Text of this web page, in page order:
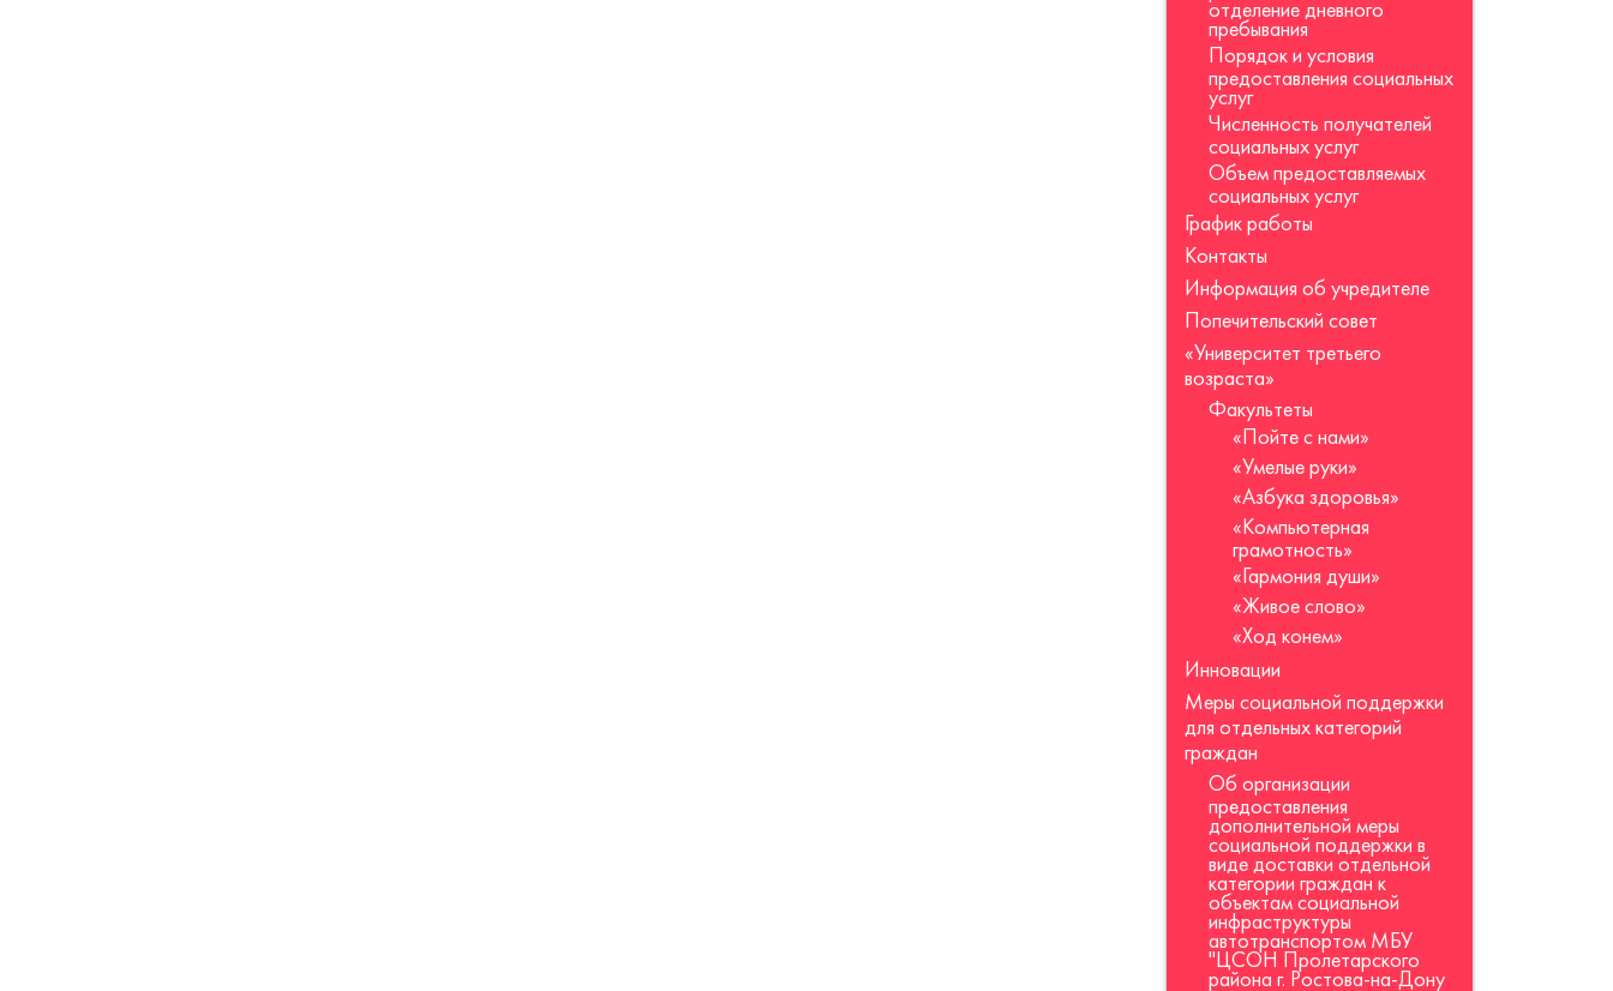
отделение дневного
пребывания
Порядок и условия
предоставления социальных
услуг
Численность получателей
социальных услуг
Объем предоставляемых
социальных услуг
График работы
Контакты
Информация об учредителе
Попечительский совет
«Университет третьего
возраста»
Факультеты
«Пойте с нами»
«Умелые руки»
«Азбука здоровья»
«Компьютерная
грамотность»
«Гармония души»
«Живое слово»
«Ход конем»
Инновации
Меры социальной поддержки
для отдельных категорий
граждан
Об организации
предоставления
дополнительной меры
социальной поддержки в
виде доставки отдельной
категории граждан к
объектам социальной
инфраструктуры
автотранспортом МБУ
"ЦСОН Пролетарского
района г. Ростова-на-Дону